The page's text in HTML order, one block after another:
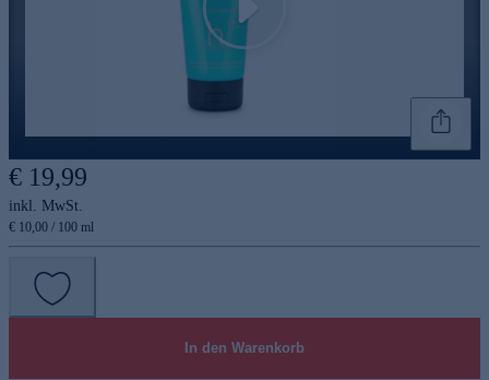
€ 19,99
inkl. MwSt.
€ 10,00 / 100 ml
In den Warenkorb